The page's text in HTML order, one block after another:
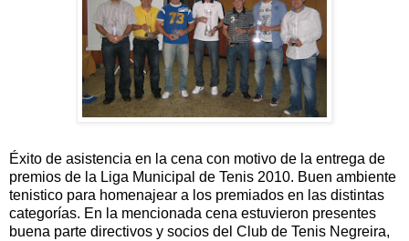
Éxito de asistencia en la cena con motivo de la entrega de
premios de la Liga Municipal de Tenis 2010. Buen ambiente
tenistico para homenajear a los premiados en las distintas
categorías. En la mencionada cena estuvieron presentes
buena parte directivos y socios del Club de Tenis Negreira,